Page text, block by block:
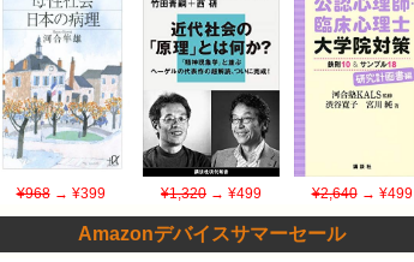
¥968→ ¥399 ¥1,320 → ¥499 ¥2,640→ ¥499
Amazonデバイスサマーセール